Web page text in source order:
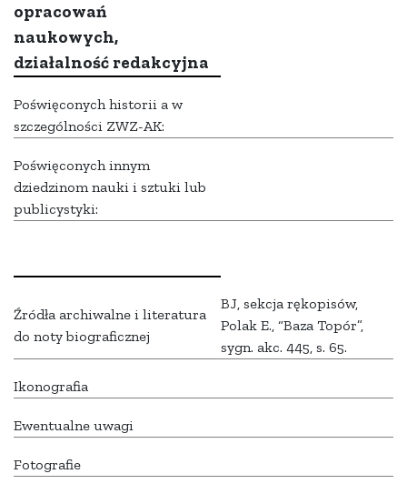
opracowań
naukowych,
działalność redakcyjna
Poświęconych historii a w
szczególności ZWZ-AK:
Poświęconych innym
dziedzinom nauki i sztuki lub
publicystyki:
Źródła archiwalne i literatura
do noty biograficznej
BJ, sekcja rękopisów,
Polak E., “Baza Topór”,
sygn. akc. 445, s. 65.
Ikonografia
Ewentualne uwagi
Fotografie